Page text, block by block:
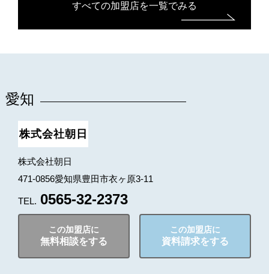
すべての加盟店を一覧でみる
愛知
株式会社朝日
株式会社朝日
471-0856愛知県豊田市衣ヶ原3-11
TEL. 0565-32-2373
この加盟店に
無料相談をする
この加盟店に
資料請求をする